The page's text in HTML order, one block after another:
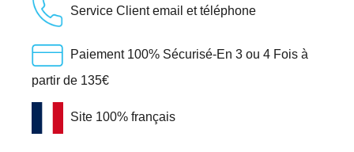
Service Client email et téléphone
Paiement 100% Sécurisé-En 3 ou 4 Fois à
partir de 135€
Site 100% français